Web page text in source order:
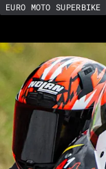
EURO MOTO SUPERBIKE